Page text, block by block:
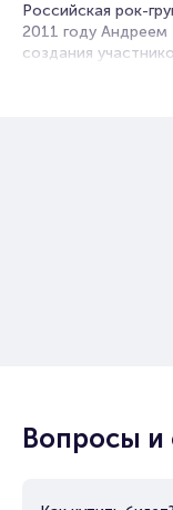
читайте в разделах:
Продать билет
Российская рок-
2011 году
создания
Вопросы и